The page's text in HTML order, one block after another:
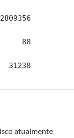
88
31238
atualmente